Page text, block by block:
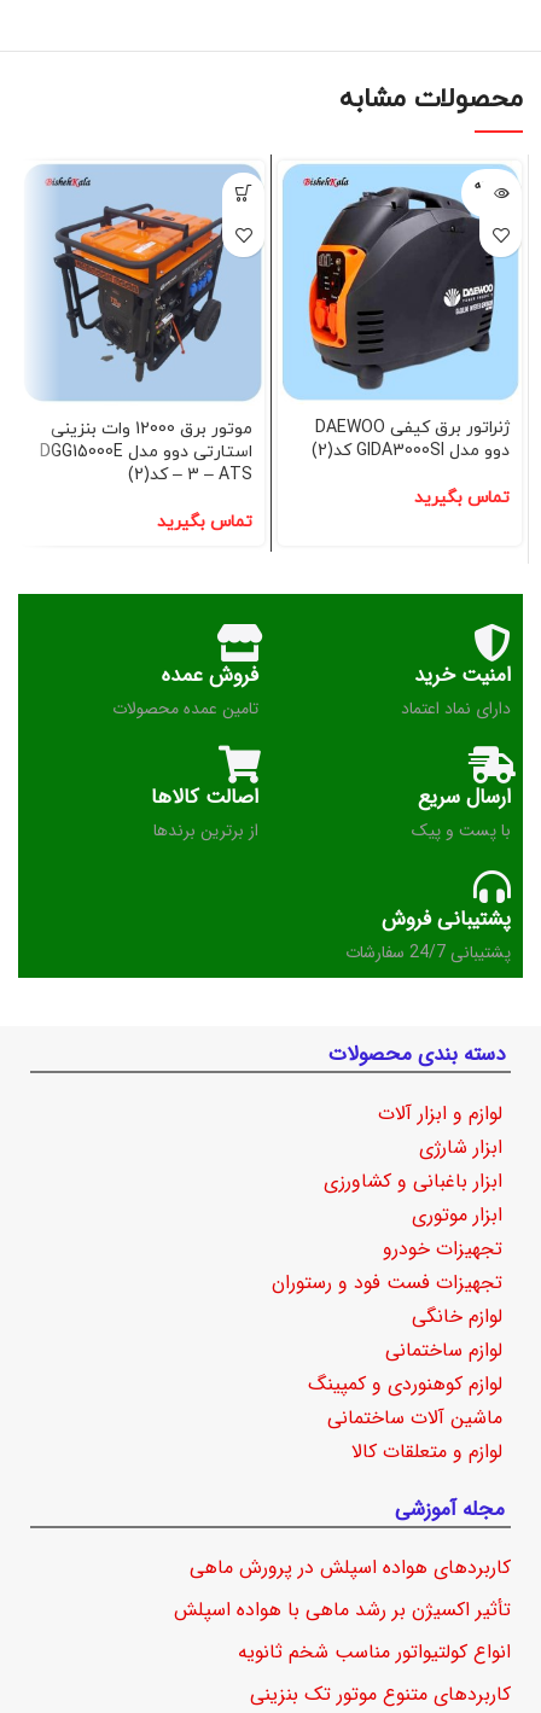
محصولات مشابه
فروخته
شده
ژنراتور برق کیفی DAEWOO
دوو مدل GIDA3000SI کد(2)
تماس بگیرید
موتور برق 12000 وات بنزینی
استارتی دوو مدل DGG15000E
– 3 – ATS کد(2)
تماس بگیرید
امنیت خرید
دارای نماد اعتماد
فروش عمده
تامین عمده محصولات
ارسال سریع
با پست و پیک
اصالت کالاها
از برترین برندها
پشتیبانی فروش
پشتیبانی 24/7 سفارشات
دسته بندی محصولات
لوازم و ابزار آلات
ابزار شارژی
ابزار باغبانی و کشاورزی
ابزار موتوری
تجهیزات خودرو
تجهیزات فست فود و رستوران
لوازم خانگی
لوازم ساختمانی
لوازم کوهنوردی و کمپینگ
ماشین آلات ساختمانی
لوازم و متعلقات کالا
مجله آموزشی
کاربردهای هواده اسپلش در پرورش ماهی
تأثیر اکسیژن بر رشد ماهی با هواده اسپلش
انواع کولتیواتور مناسب شخم ثانویه
کاربردهای متنوع موتور تک بنزینی